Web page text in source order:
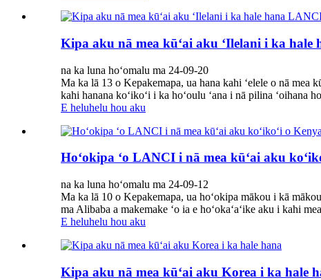
Kipa aku nā mea kūʻai aku ʻIlelani i ka hale
na ka luna hoʻomalu ma 24-09-20
Ma ka lā 13 o Kepakemapa, ua hana kahi ʻelele o nā
kahi hanana koʻikoʻi i ka hoʻoulu ʻana i nā pilina ʻoihana
E heluhelu hou aku
Hoʻokipa ʻo LANCI i nā mea kūʻai aku
na ka luna hoʻomalu ma 24-09-12
Ma ka lā 10 o Kepakemapa, ua hoʻokipa mākou i kā
ma Alibaba a makemake ʻo ia e hoʻokaʻaʻike aku i kahi
E heluhelu hou aku
Kipa aku nā mea kūʻai aku Korea i ka hale